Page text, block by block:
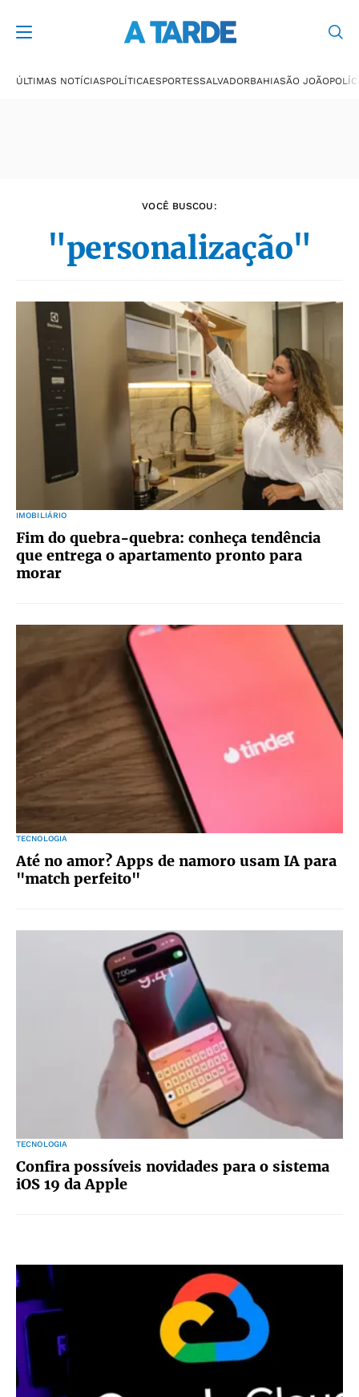
ÚLTIMAS NOTÍCIASPOLÍTICAESPORTESSALVADORBAHIASÃO JOÃO
VOCÊ BUSCOU:
"personalização"
IMOBILIÁRIO
Fim do quebra-quebra: conheça tendência
que entrega o apartamento pronto para
morar
TECNOLOGIA
Até no amor? Apps de namoro usam IA para
"match perfeito"
TECNOLOGIA
Confira possíveis novidades para o sistema
iOS 19 da Apple